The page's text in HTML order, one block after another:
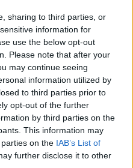
sharing to third parties, or
information for
use the below opt-out
Please note that after your
may continue seeing
information utilized by
to third parties prior to
opt-out of the further
by third parties on the
This information may
on the IAB’s List of
further disclose it to other
tud, milyen arc…
Norbi
a magyar társadalom
színvonalát mutatja
adatnál, de egyre
az asztalra az…